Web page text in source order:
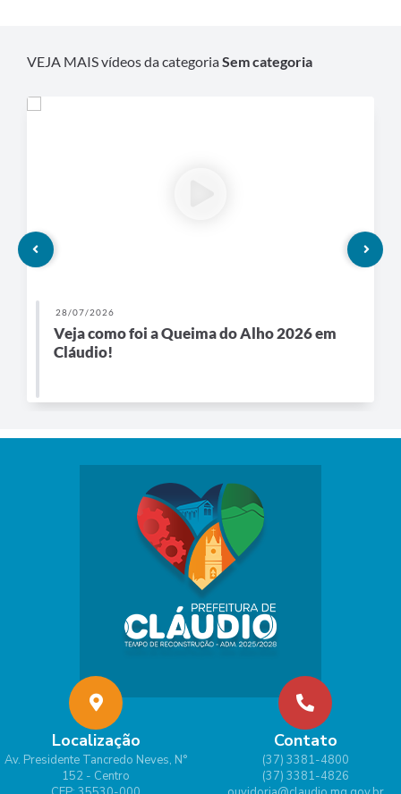
VEJA MAIS vídeos da categoriaSem categoria
28/07/2026
Veja como foi a Queima do Alho 2026 em
Cláudio!
Localização
Av. Presidente Tancredo Neves, N°
152 - Centro
Contato
(37) 3381-4800
(37) 3381-4826